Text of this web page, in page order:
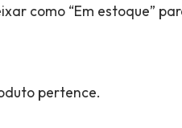
como “Em estoque”
pertence.